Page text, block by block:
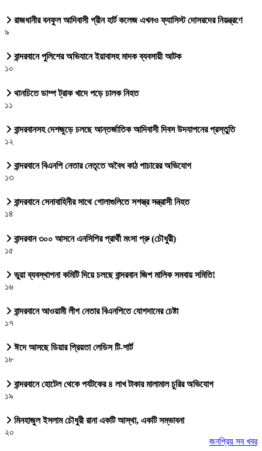
রাজধানীর বনফুল আদিবাসী গ্রীন হার্ট কলেজ এখনও ফ্যাসিস্ট দোসরদের নিয়ন্ত্রণে
৯
বান্দরবানে পুলিশের অভিযানে ইয়াবাসহ মাদক ব্যবসায়ী আটক
১০
থানচিতে ডাম্প ট্রাক খাদে পড়ে চালক নিহত
১১
বান্দরবানসহ দেশজুড়ে চলছে আন্তর্জাতিক আদিবাসী দিবস উদযাপনের প্রস্তুতি
১২
বান্দরবানে বিএনপি নেতার নেতৃতে অবৈধ কাঠ পাচারের অভিযোগ
১৩
বান্দরবানে সেনাবাহিনীর সাথে গোলাগুলিতে সশস্ত্র সন্ত্রাসী নিহত
১৪
বান্দরবান ৩০০ আসনে এনসিপির প্রার্থী মংসা প্রু (চৌধুরী)
১৫
ভুয়া ব্যবস্থাপনা কমিটি দিয়ে চলছে বান্দরবান জিপ মালিক সমবায় সমিতি!
১৬
বান্দরবানে আওয়ামী লীগ নেতার বিএনপিতে যোগদানের চেষ্টা
১৭
ঈদে আসছে ডিয়ার প্রিয়তা লেডিস টি-শার্ট
১৮
বান্দরবানে হোটেল থেকে পর্যটকের ৪ লাখ টাকার মালামাল চুরির অভিযোগ
১৯
মিনহাজুল ইসলাম চৌধুরী রানা একটি আস্থা, একটি সম্ভাবনা
২০
জনপ্রিয় সব খবর